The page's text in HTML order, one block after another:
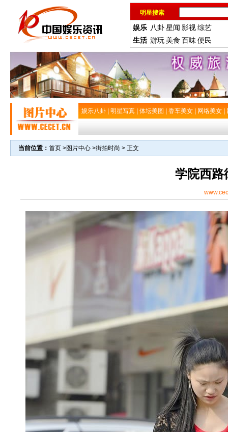
明星搜索
娱乐 八卦星闻 影视综艺
生活 游玩 美食 百味便民
娱乐八卦 明星写真 体坛美图 香车美女 网络美女
当前位置： 首页 >图片中心 >街拍时尚 > 正文
学院西路